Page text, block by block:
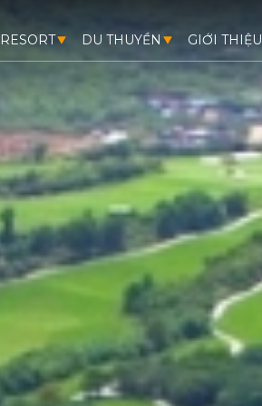
RESORT DU THUYỀN GIỚI THIỆU